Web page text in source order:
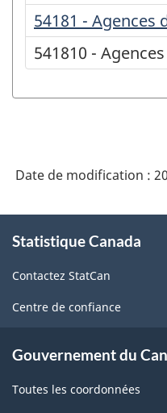
54181 - Agences
541810 -
Date de modification :
propos
ce
site
Statistique Canada
Contactez StatCan
Centre de confiance
Gouvernement du
Toutes les coordonnées